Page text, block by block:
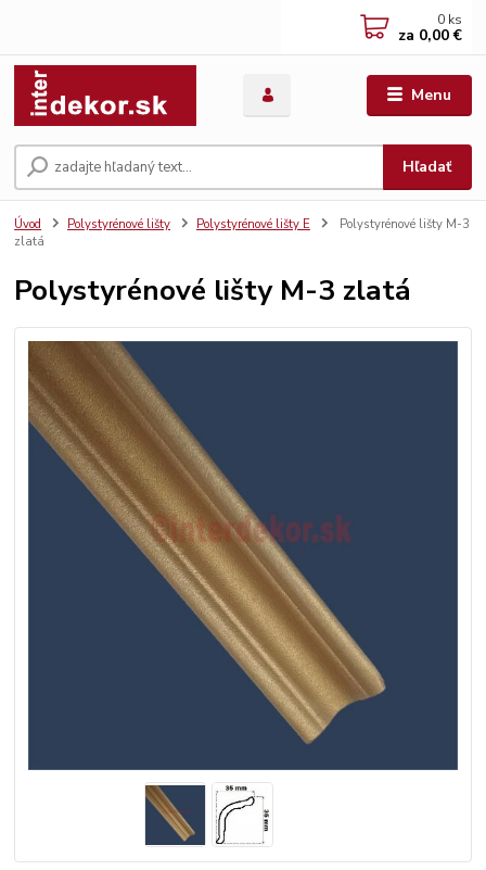
Menu
Hľadať
0 ks
za 0,00 €
Úvod Polystyrénové lišty Polystyrénové lišty E
Polystyrénové lišty M-3
zlatá
Polystyrénové lišty M-3 zlatá